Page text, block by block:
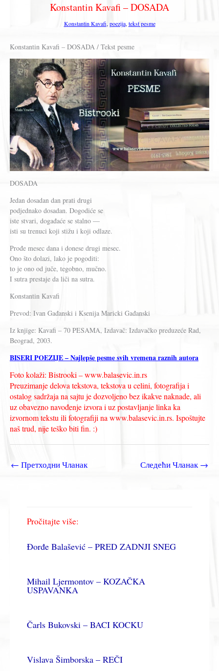
Konstantin Kavafi – DOSADA
Konstantin Kavafi, poezija, tekst pesme
Konstantin Kavafi – DOSADA / Tekst pesme
DOSADA
Jedan dosadan dan prati drugi
podjednako dosadan. Dogodiće se
iste stvari, događaće se stalno —
isti su trenuci koji stižu i koji odlaze.
Prođe mesec dana i donese drugi mesec.
Ono što dolazi, lako je pogoditi:
to je ono od juče, tegobno, mučno.
I sutra prestaje da liči na sutra.
Konstantin Kavafi
Prevod: Ivan Gađanski i Ksenija Maricki Gađanski
Iz knjige: Kavafi – 70 PESAMA, Izdavač: Izdavačko preduzeće Rad,
Beograd, 2003.
BISERI POEZIJE – Najlepše pesme svih vremena raznih autora
Foto kolaži: Bistrooki – www.balasevic.in.rs
Preuzimanje delova tekstova, tekstova u celini, fotografija i
ostalog sadržaja na sajtu je dozvoljeno bez ikakve naknade, ali
uz obavezno navođenje izvora i uz postavljanje linka ka
izvornom tekstu ili fotografiji na www.balasevic.in.rs. Ispoštujte
naš trud, nije teško biti fin. :)
← Претходни Чланак Следећи Чланак →
Pročitajte više:
Đorđe Balašević – PRED ZADNJI SNEG
Mihail Ljermontov – KOZAČKA
USPAVANKA
Čarls Bukovski – BACI KOCKU
Vislava Šimborska – REČI